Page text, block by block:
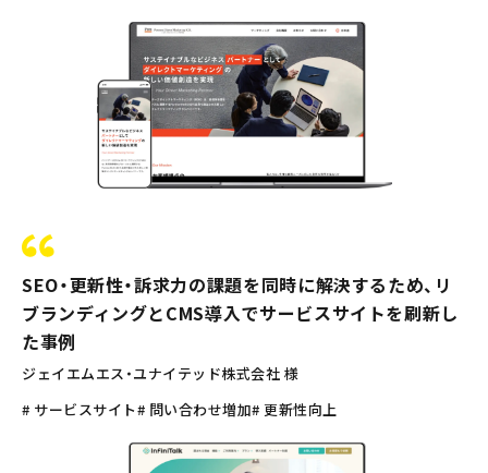
SEO・更新性・訴求力の課題を同時に解決するため、リ
ブランディングとCMS導入でサービスサイトを刷新し
た事例
ジェイエムエス・ユナイテッド株式会社 様
# サービスサイト# 問い合わせ増加# 更新性向上